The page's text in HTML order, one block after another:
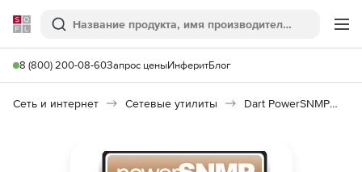
Softline
Поиск
8 (800) 200-08-60Запрос ценыИнферитБлог
Сеть и интернет Сетевые утилиты Dart PowerSNMP for ActiveX